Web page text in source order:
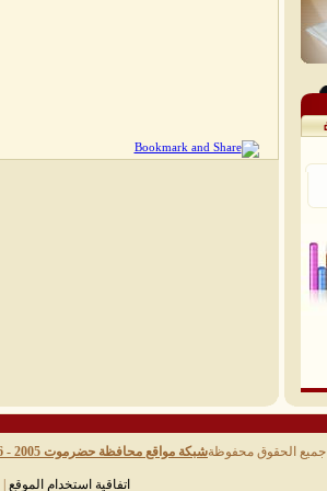
جميع الحقوق محفوظةشبكة مواقع محافظة حضرموت 2005 - 2026
اتفاقية استخدام الموقع